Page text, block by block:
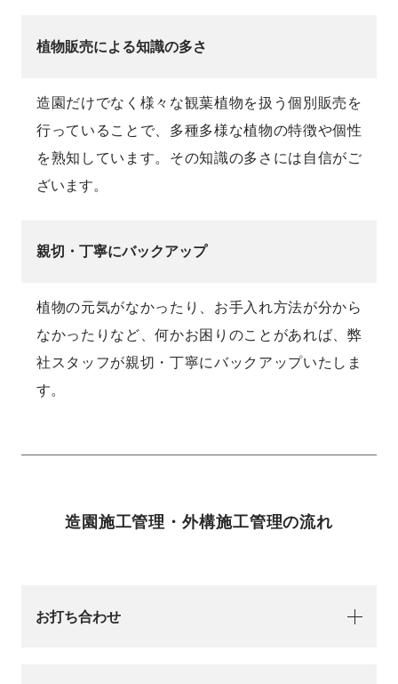
植物販売による知識の多さ
造園だけでなく様々な観葉植物を扱う個別販売を
行っていることで、多種多様な植物の特徴や個性
を熟知しています。その知識の多さには自信がご
ざいます。
親切・丁寧にバックアップ
植物の元気がなかったり、お手入れ方法が分から
なかったりなど、何かお困りのことがあれば、弊
社スタッフが親切・丁寧にバックアップいたしま
す。
造園施工管理・外構施工管理の流れ
お打ち合わせ